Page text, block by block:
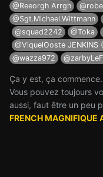
@Reeorgh Arrgh
@Sgt.Michael.Wittmann
@squad2242
@Toka
@ViquelOoste
@wazza972
Ça y est, ça
Vous pouvez toujours
aussi, faut être un peu
FRENCH MAGNIFIQUE